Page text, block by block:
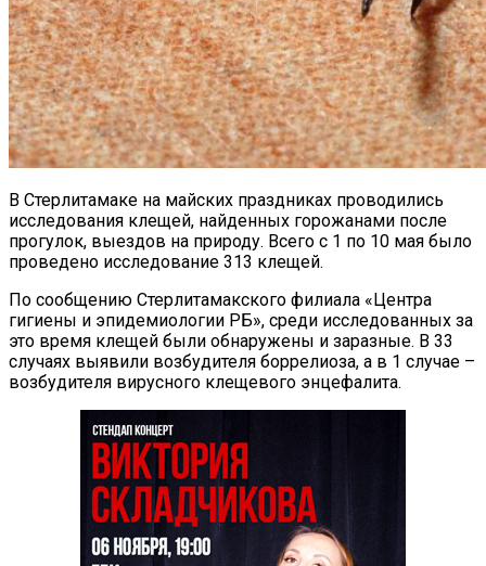
В Стерлитамаке на майских праздниках проводились
исследования клещей, найденных горожанами после
прогулок, выездов на природу. Всего с 1 по 10 мая было
проведено исследование 313 клещей.
По сообщению Стерлитамакского филиала «Центра
гигиены и эпидемиологии РБ», среди исследованных за
это время клещей были обнаружены и заразные. В 33
случаях выявили возбудителя боррелиоза, а в 1 случае –
возбудителя вирусного клещевого энцефалита.